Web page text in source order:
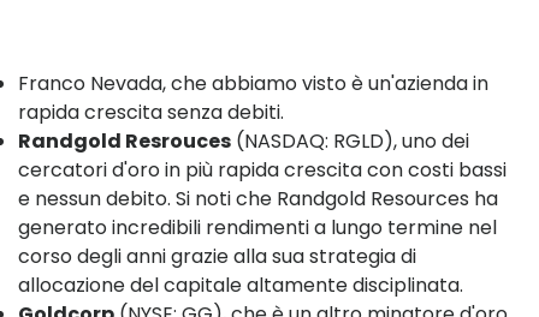
Franco Nevada, che abbiamo visto è un'azienda in
rapida crescita senza debiti.
Randgold Resrouces (NASDAQ: RGLD), uno dei
cercatori d'oro in più rapida crescita con costi bassi
e nessun debito. Si noti che Randgold Resources ha
generato incredibili rendimenti a lungo termine nel
corso degli anni grazie alla sua strategia di
allocazione del capitale altamente disciplinata.